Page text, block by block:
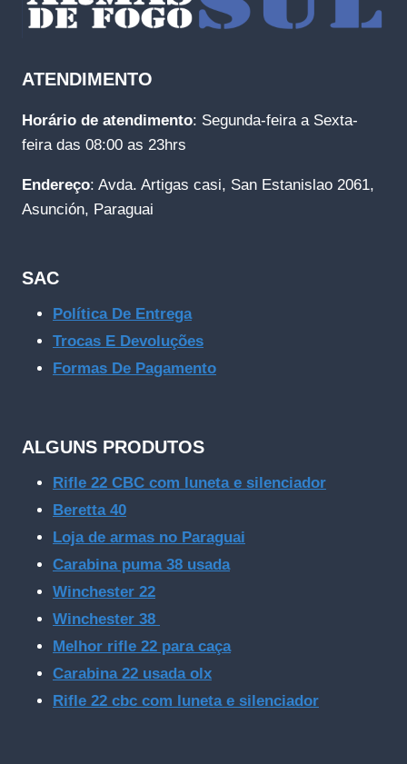
ATENDIMENTO
Horário de atendimento: Segunda-feira a Sexta-
feira das 08:00 as 23hrs
Endereço: Avda. Artigas casi, San Estanislao 2061,
Asunción, Paraguai
SAC
Política De Entrega
Trocas E Devoluções
Formas De Pagamento
ALGUNS PRODUTOS
Rifle 22 CBC com luneta e silenciador
Beretta 40
Loja de armas no Paraguai
Carabina puma 38 usada
Winchester 22
Winchester 38
Melhor rifle 22 para caça
Carabina 22 usada olx
Rifle 22 cbc com luneta e silenciador